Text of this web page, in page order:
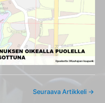
Seuraava Artikkeli →